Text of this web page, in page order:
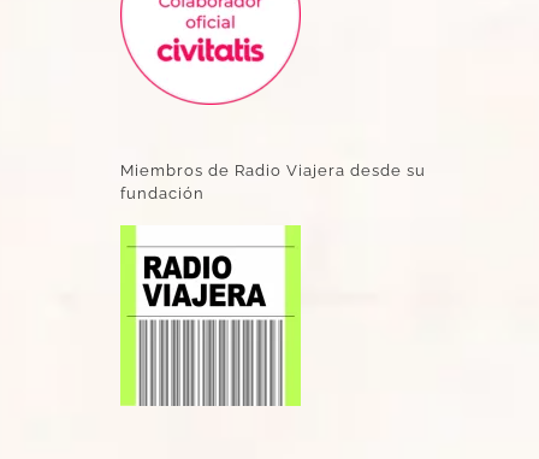
Miembros de Radio Viajera desde su
fundación